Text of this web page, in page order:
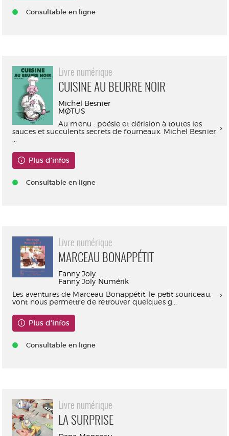
Consultable en ligne
Livre numérique
CUISINE AU BEURRE NOIR
Michel Besnier
MØTUS
Au menu : poésie et dérision à toutes les
sauces et succulents secrets de fourneaux. Michel Besnier
Plus d'infos
Consultable en ligne
Livre numérique
MARCEAU BONAPPÉTIT
Fanny Joly
Fanny Joly Numérik
Les aventures de Marceau Bonappétit, le petit souriceau,
vont nous permettre de retrouver quelques g...
Plus d'infos
Consultable en ligne
Livre numérique
LA SURPRISE